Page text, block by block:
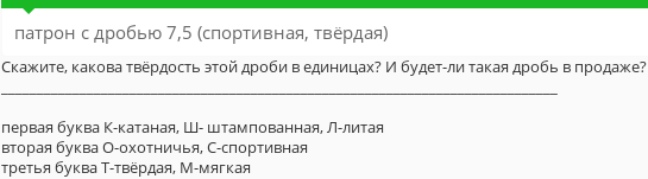
патрон с дробью 7,5 (спортивная, твёрдая)
Скажите, какова твёрдость этой дроби в единицах? И будет-ли такая дробь в продаже?
первая буква К-катаная, Ш- штампованная, Л-литая
вторая буква О-охотничья, С-спортивная
третья буква Т-твёрдая, М-мягкая